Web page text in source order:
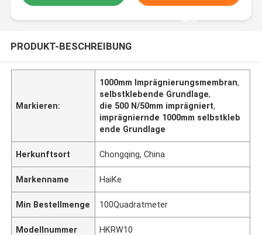
uns
PRODUKT-BESCHREIBUNG
Markieren:
1000mm Imprägnierungsmembran,
selbstklebende Grundlage,
die 500 N/50mm imprägniert,
imprägniernde 1000mm selbstkleb
ende Grundlage
Herkunftsort Chongqing, China
Markenname HaiKe
Min Bestellmenge 100Quadratmeter
Modellnummer HKRW10